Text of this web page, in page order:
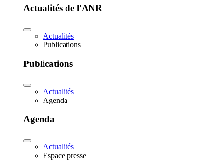
Actualités de l'ANR
Actualités
Publications
Publications
Actualités
Agenda
Agenda
Actualités
Espace presse